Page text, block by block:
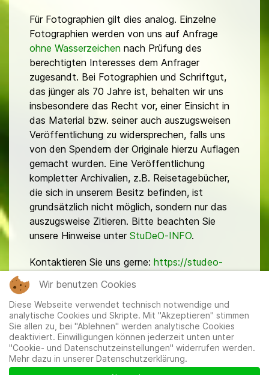
Für Fotographien gilt dies analog. Einzelne
Fotographien werden von uns auf Anfrage
ohne Wasserzeichen nach Prüfung des
berechtigten Interesses dem Anfrager
zugesandt. Bei Fotographien und Schriftgut,
das jünger als 70 Jahre ist, behalten wir uns
insbesondere das Recht vor, einer Einsicht in
das Material bzw. seiner auch auszugsweisen
Veröffentlichung zu widersprechen, falls uns
von den Spendern der Originale hierzu Auflagen
gemacht wurden. Eine Veröffentlichung
kompletter Archivalien, z.B. Reisetagebücher,
die sich in unserem Besitz befinden, ist
grundsätzlich nicht möglich, sondern nur das
auszugsweise Zitieren. Bitte beachten Sie
unsere Hinweise unter StuDeO-INFO.
Kontaktieren Sie uns gerne: https://studeo-
Mitglieder|Impressum|Datenschutzerklärung|Cookie-
Wir benutzen Cookies
Diese Webseite verwendet technisch notwendige und
analytische Cookies und Skripte. Mit "Akzeptieren" stimmen
Sie allen zu, bei "Ablehnen" werden analytische Cookies
deaktiviert. Einwilligungen können jederzeit unten unter
"Cookie- und Datenschutzeinstellungen" widerrufen werden.
Mehr dazu in unserer Datenschutzerklärung.